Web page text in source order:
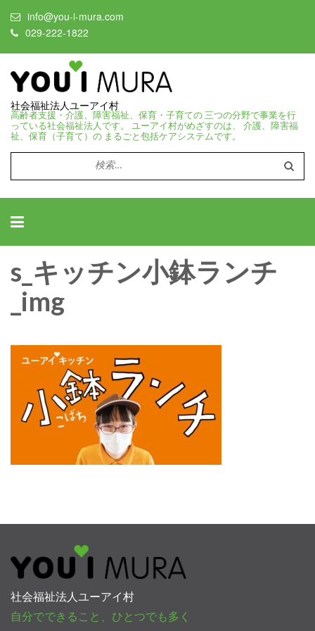
info@you-i-mura.com
029-222-1822
社会福祉法人ユーアイ村
高齢者支援・介護、障害福祉、保育・子育ての 三つの分野で事業を行
っている社会福祉法人です。 ユーアイ村がめざすのは、 介護、障害福
祉、保育（子育て）の まるごと包括ケアシステムです。
検
索:
s_キッチン小鉢ランチ
_img
社会福祉法人ユーアイ村
自分でできること、ひとつでも多く